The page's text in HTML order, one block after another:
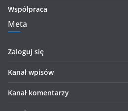
Współpraca
Meta
Zaloguj się
Kanał wpisów
Kanał komentarzy